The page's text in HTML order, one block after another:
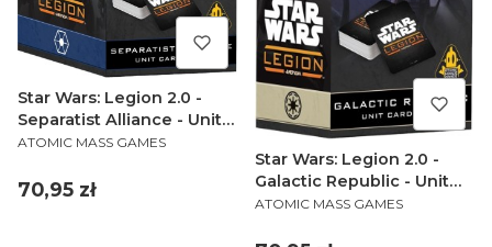
Star Wars: Legion 2.0 -
Separatist Alliance - Unit
Card Pack
PRODUCENT
ATOMIC MASS GAMES
Cena
70,95 zł
Star Wars: Legion 2.0 -
Galactic Republic - Unit
Card Pack
PRODUCENT
ATOMIC MASS GAMES